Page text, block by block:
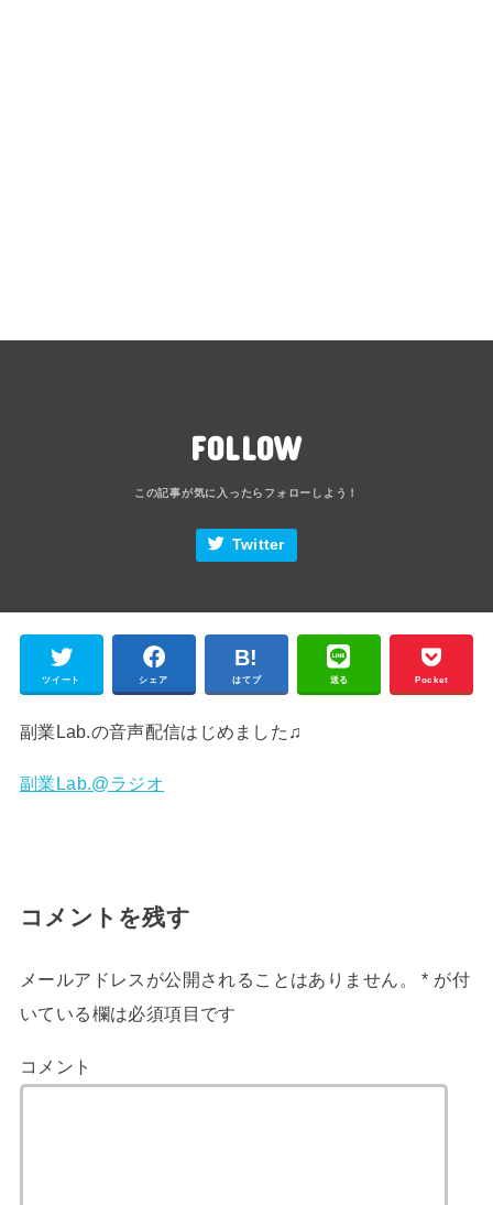
FOLLOW
Twitter
ツイート シェア はてブ 送る Pocket
副業Lab.の音声配信はじめました♫
副業Lab.@ラジオ
コメントを残す
メールアドレスが公開されることはありません。 * が付
いている欄は必須項目です
コメント